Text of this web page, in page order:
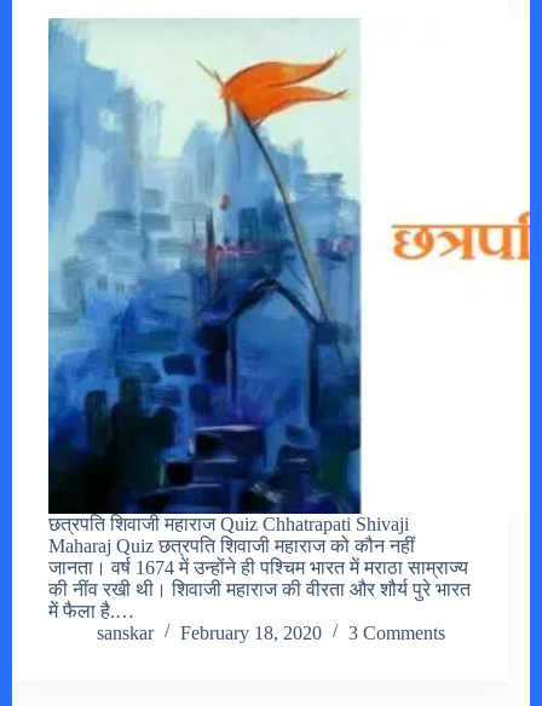
छत्रपति शिवाजी महाराज Quiz Chhatrapati Shivaji
Maharaj Quiz छत्रपति शिवाजी महाराज को कौन नहीं
जानता। वर्ष 1674 में उन्होंने ही पश्चिम भारत में मराठा साम्राज्य
की नींव रखी थी। शिवाजी महाराज की वीरता और शौर्य पुरे भारत
में फैला है.…
sanskar
February 18, 2020 3 Comments